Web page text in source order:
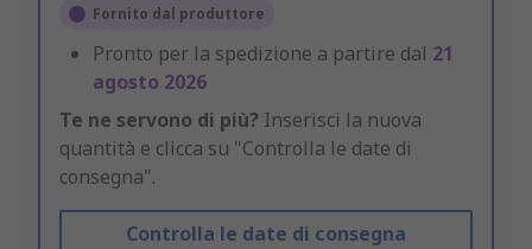
Fornito dal produttore
Pronto per la spedizione a partire dal 21
agosto 2026
Te ne servono di più? Inserisci la nuova
quantità e clicca su "Controlla le date di
consegna".
Controlla le date di consegna